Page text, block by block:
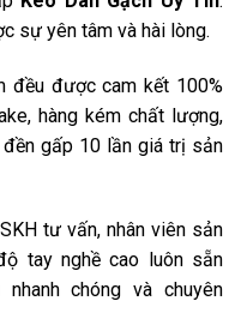
sự yên tâm và hài lòng.
đều được cam kết 100%
hàng kém chất lượng,
gấp 10 lần giá trị sản
tư vấn, nhân viên sản
tay nghề cao luôn sẵn
chóng và chuyên